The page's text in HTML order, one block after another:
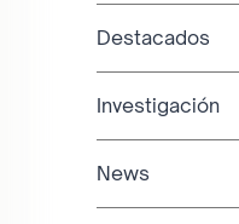
Destacados
Investigación
News